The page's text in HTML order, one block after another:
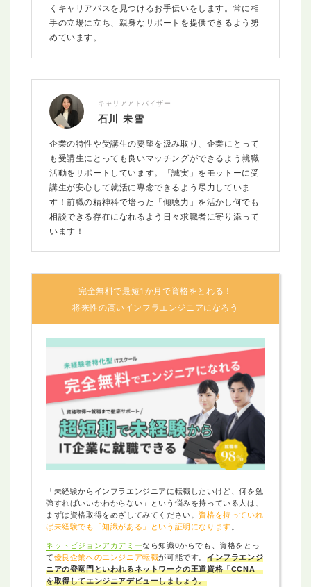
くキャリアパスを見つけるお手伝いをします。常に相
手の立場に立ち、親身なサポートを提供できるよう努
めています。
キャリアアドバイザー
石川 未雪
企業の特性や受講生の要望を汲み取り、企業にとって
も受講生にとっても良いマッチングができるよう就職
活動をサポートしています。「誠実」をモットーに受
講生が安心して就活に専念できるよう尽力していま
す！前職の精神科で培った「傾聴力」を活かし何でも
相談できる存在になれるよう日々求職者に寄り添って
います！
完全無料で最短1か月で資格をとれる！
将来性の高いインフラエンジニアになろう
「未経験からインフラエンジニアに転職したいけど、何を勉
強すればいいかわからない」という悩みを持っている人は、
まずは資格取得をめざしてみてください。 資格を持っていれ
ば未経験でも「知識がある」という証明になります
ネットビジョンアカデミーなら知識0からでも、資格をとっ
て優良企業へのエンジニア転職が可能です。インフラエンジ
ニアの登竜門といわれるネットワークの王道資格「CCNA」
を取得してエンジニアデビューしましょう。